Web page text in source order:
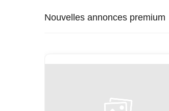
Nouvelles annonces premium